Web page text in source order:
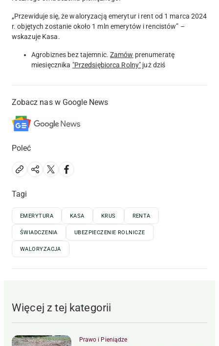
„Przewiduje się, że waloryzacją emerytur i rent od 1 marca 2024
r. objętych zostanie około 1 mln emerytów i rencistów” –
wskazuje Kasa.
Agrobiznes bez tajemnic. Zamów prenumeratę
miesięcznika "Przedsiębiorca Rolny" już dziś
Zobacz nas w Google News
Poleć
Tagi
EMERYTURA KASA KRUS RENTA
ŚWIADCZENIA UBEZPIECZENIE ROLNICZE
WALORYZACJA
Więcej z tej kategorii
Prawo i Pieniądze